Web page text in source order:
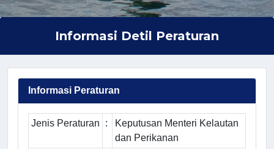
Informasi Detil Peraturan
Informasi Peraturan
Jenis Peraturan :
Keputusan Menteri Kelautan
dan Perikanan